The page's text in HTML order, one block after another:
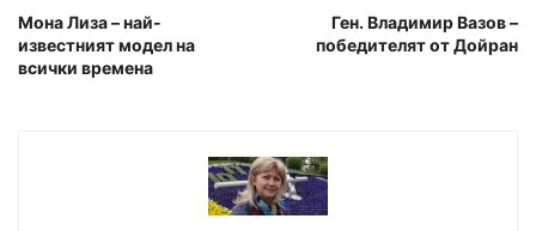
Мона Лиза – най-
известният модел на
всички времена
Ген. Владимир Вазов –
победителят от Дойран